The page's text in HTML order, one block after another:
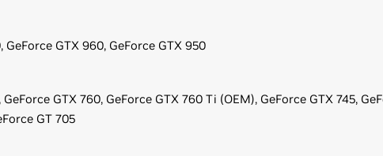
GeForce GTX 960, GeForce GTX 950
GeForce GTX 760, GeForce GTX 760 Ti (OEM), GeForce GTX 745,
GT 705